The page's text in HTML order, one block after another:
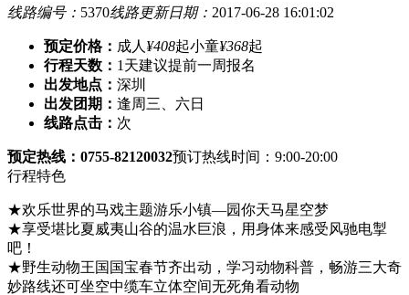
线路编号： 5370线路更新日期： 2017-06-28 16:01:02
预定价格： 成人 ¥408起小童¥368起
行程天数： 1天建议提前一周报名
出发地点： 深圳
出发团期： 逢周三、六日
线路点击： 次
预定热线：0755-82120032预订热线时间：9:00-20:00
行程特色
★欢乐世界的马戏主题游乐小镇—园你天马星空梦
★享受堪比夏威夷山谷的温水巨浪，用身体来感受风驰电掣
吧！
★野生动物王国国宝春节齐出动，学习动物科普，畅游三大奇
妙路线还可坐空中缆车立体空间无死角看动物